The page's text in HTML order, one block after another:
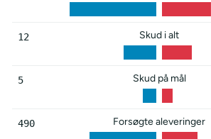
12 Skud i alt
5 Skud på mål
490 Forsøgte aleveringer